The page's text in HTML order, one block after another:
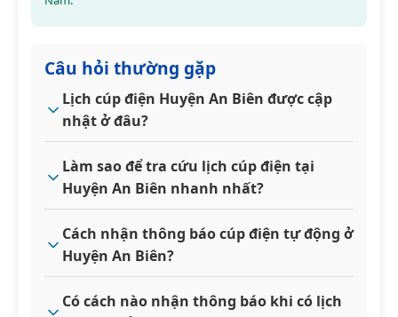
Câu hỏi thường gặp
Lịch cúp điện Huyện An Biên được cập
nhật ở đâu?
Làm sao để tra cứu lịch cúp điện tại
Huyện An Biên nhanh nhất?
Cách nhận thông báo cúp điện tự động ở
Huyện An Biên?
Có cách nào nhận thông báo khi có lịch